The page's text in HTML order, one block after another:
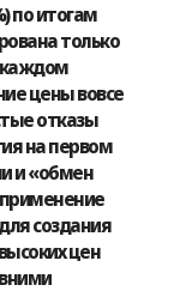
по итогам
только
каждом
цены вовсе
отказы
на первом
и «обмен
создания
цен